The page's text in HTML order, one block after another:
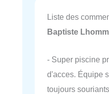
Liste des
Baptiste
- Super piscine
d'acces. Équipe
toujours